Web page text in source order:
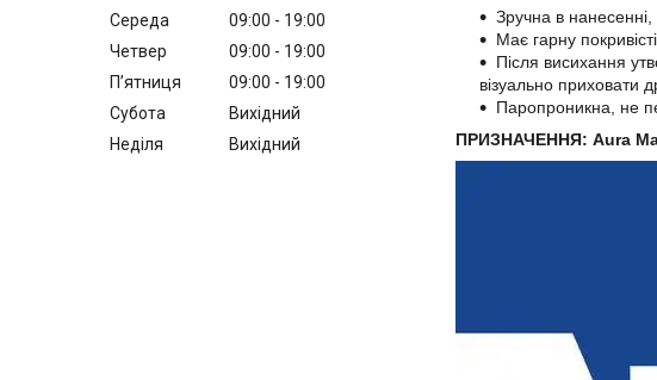
Зручна в нанесенні,
Має гарну
Після висихання
візуально приховати
Паропроникна, не
ПРИЗНАЧЕННЯ: Aura
Середа
09:00
19:00
Четвер
09:00
19:00
Пʼятниця
09:00
19:00
Субота
Вихідний
Неділя
Вихідний